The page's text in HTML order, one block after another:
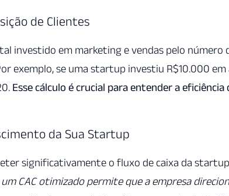
de Clientes
investido em marketing e vendas pelo número
exemplo, se uma startup investiu R$10.000
Esse cálculo é crucial para entender a
da Sua Startup
significativamente o fluxo de caixa da
um CAC otimizado permite que a empresa